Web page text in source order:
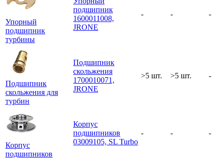
Упорный
подшипник
турбины
подшипник
1600011008,
JRONE
- - -
Подшипник
скольжения для
турбин
Подшипник
скольжения
1700010071,
JRONE
>5 шт. >5 шт. -
Корпус
подшипников
Корпус
подшипников
03009105, SL Turbo
- - -